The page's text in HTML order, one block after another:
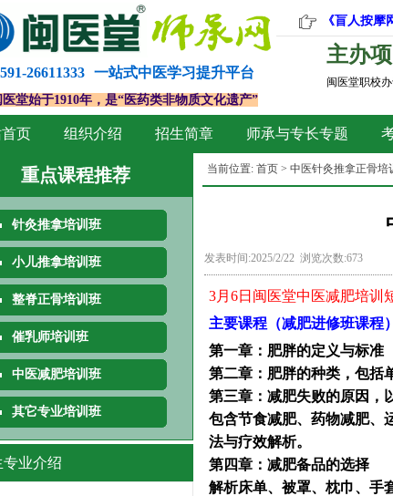
页 组织介绍 招生简章 师承与专长专题
26611333 一站式中医学习提升平台
始于1910年，是“医药类非物质文化遗产”
《盲人按摩
主办
闽医堂职校
重点课程推荐
针灸推拿培训班
小儿推拿培训班
整脊正骨培训班
催乳师培训班
中医减肥培训班
其它专业培训班
专业介绍
当前位置: 首页 > 中医针灸推拿正骨培
发表时间:2025/2/22 浏览次数:673
3月6日闽医堂中医减肥培训
主要课程（减肥进修班课程）
第一章：肥胖的定义与标准
第二章：肥胖的种类，包括
第三章：减肥失败的原因
包含节食减肥、药物减肥、
法与疗效解析。
第四章：减肥备品的选择
解析床单、被罩、枕巾、手